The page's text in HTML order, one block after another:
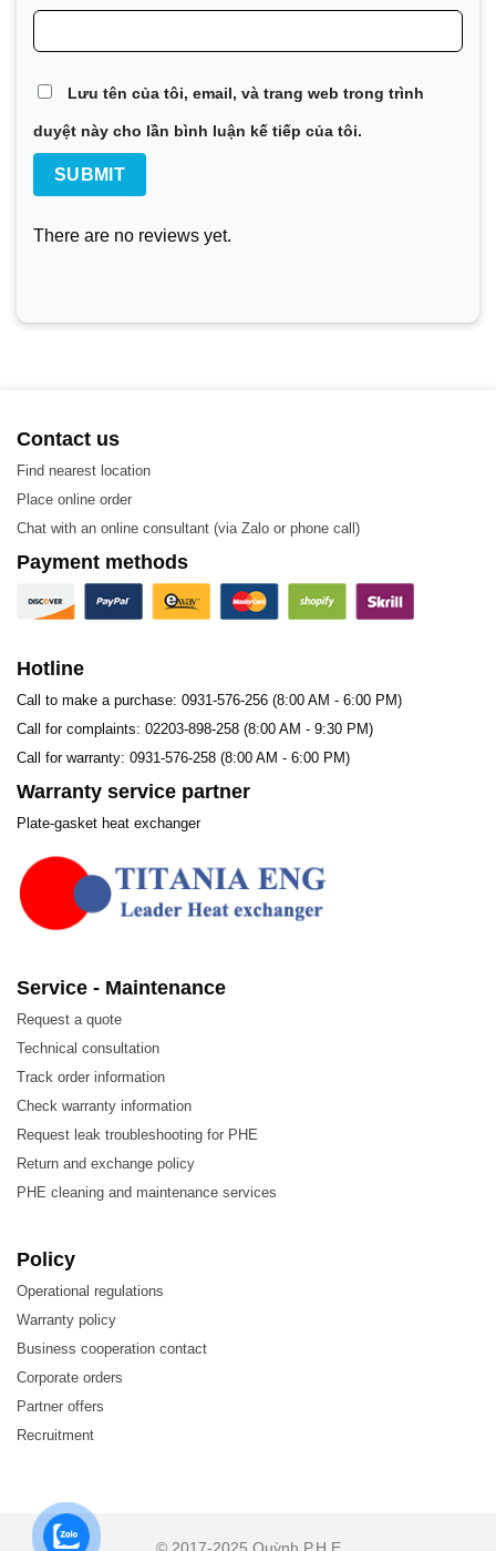
Vật liệu
Các vật liệu được sử dụng trong sản xuất Plate – Tấm
trao đổi nhiệt, bao gồm:
Stainless steel (SUS304, SUS316L)
Titanium, Titanium-Paladium
Hastelloy-B, Hastelloy-C
Đặc điểm của GEA/Kelvion N40 Plate – Tấm trao
đổi nhiệt
Hiệu suất trao đổi nhiệt cao – chi phí vận hành thấp
Công suất tùy biến – diện tích truyền nhiệt có thể
được sửa đổi
Dễ dàng lắp đặt – thiết kế nhỏ gọn
kiểm tra và làm sạch và dễ dàng làm sạch bằng CIP
Lưu tên của tôi, email, và trang web trong trình
duyệt này cho lần bình luận kế tiếp của tôi.
There are no reviews yet.
Contact us
Find nearest location
Place online order
Chat with an online consultant (via Zalo or phone call)
Payment methods
Hotline
Call to make a purchase: 0931-576-256 (8:00 AM - 6:00 PM)
Call for complaints: 02203-898-258 (8:00 AM - 9:30 PM)
Call for warranty: 0931-576-258 (8:00 AM - 6:00 PM)
Warranty service partner
Plate-gasket heat exchanger
Service - Maintenance
Request a quote
Technical consultation
Track order information
Check warranty information
Request leak troubleshooting for PHE
Return and exchange policy
PHE cleaning and maintenance services
Policy
Operational regulations
Warranty policy
Business cooperation contact
Corporate orders
Partner offers
Recruitment